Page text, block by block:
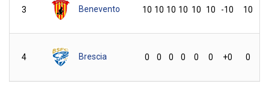
3 Benevento 10 10 10 10 10 10 -10 10
4 Brescia 0 0 0 0 0 0 +0 0